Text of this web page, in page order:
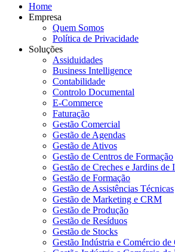
Home
Empresa
Quem Somos
Política de Privacidade
Soluções
Assiduidades
Business Intelligence
Contabilidade
Controlo Documental
E-Commerce
Faturação
Gestão Comercial
Gestão de Agendas
Gestão de Ativos
Gestão de Centros de Formação
Gestão de Creches e Jardins de
Gestão de Formação
Gestão de Assistências Técnicas
Gestão de Marketing e CRM
Gestão de Produção
Gestão de Resíduos
Gestão de Stocks
Gestão Indústria e Comércio de